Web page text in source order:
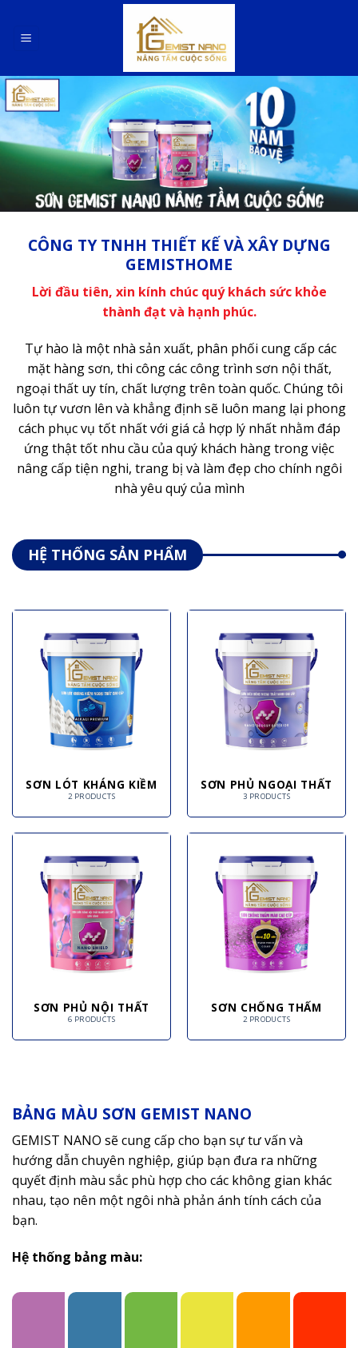
CÔNG TY TNHH THIẾT KẾ VÀ XÂY DỰNG
GEMISTHOME
Lời đầu tiên, xin kính chúc quý khách sức khỏe
thành đạt và hạnh phúc.
Tự hào là một nhà sản xuất, phân phối cung cấp các
mặt hàng sơn, thi công các công trình sơn nội thất,
ngoại thất uy tín, chất lượng trên toàn quốc. Chúng tôi
luôn tự vươn lên và khẳng định sẽ luôn mang lại phong
cách phục vụ tốt nhất với giá cả hợp lý nhất nhằm đáp
ứng thật tốt nhu cầu của quý khách hàng trong việc
nâng cấp tiện nghi, trang bị và làm đẹp cho chính ngôi
nhà yêu quý của mình
HỆ THỐNG SẢN PHẨM
SƠN LÓT KHÁNG KIỀM
2 PRODUCTS
SƠN PHỦ NGOẠI THẤT
3 PRODUCTS
SƠN PHỦ NỘI THẤT
6 PRODUCTS
SƠN CHỐNG THẤM
2 PRODUCTS
BẢNG MÀU SƠN GEMIST NANO
GEMIST NANO sẽ cung cấp cho bạn sự tư vấn và
hướng dẫn chuyên nghiệp, giúp bạn đưa ra những
quyết định màu sắc phù hợp cho các không gian khác
nhau, tạo nên một ngôi nhà phản ánh tính cách của
bạn.
Hệ thống bảng màu: